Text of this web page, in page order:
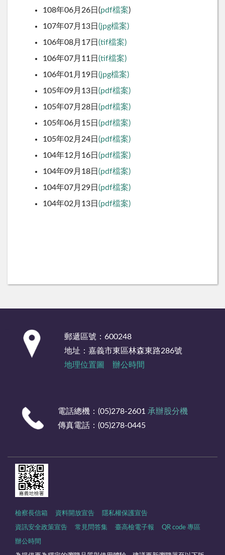
108年06月26日(pdf檔案)
107年07月13日 (jpg檔案)
106年08月17日 (tif檔案)
106年07月11日 (tif檔案)
106年01月19日 (jpg檔案)
105年09月13日 (pdf檔案)
105年07月28日 (pdf檔案)
105年06月15日 (pdf檔案)
105年02月24日 (pdf檔案)
104年12月16日 (pdf檔案)
104年09月18日 (pdf檔案)
104年07月29日 (pdf檔案)
104年02月13日 (pdf檔案)
郵遞區號：600248
地址：嘉義市東區林森東路286號
地理位置圖
辦公時間
電話總機：(05)278-2601 承辦股分機
傳真電話：(05)278-0445
檢察長信箱 資料開放宣告 隱私權保護宣告
資訊安全政策宣告 常見問答集 臺高檢電子報 QR code 專區
辦公時間